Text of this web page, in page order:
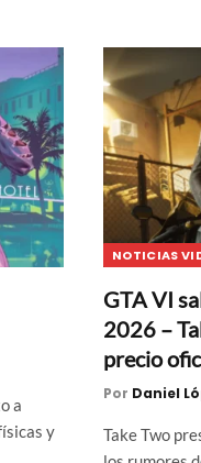
a
y
NOTICIAS
GTA VI
2026 –
precio
Por Daniel
Take Two